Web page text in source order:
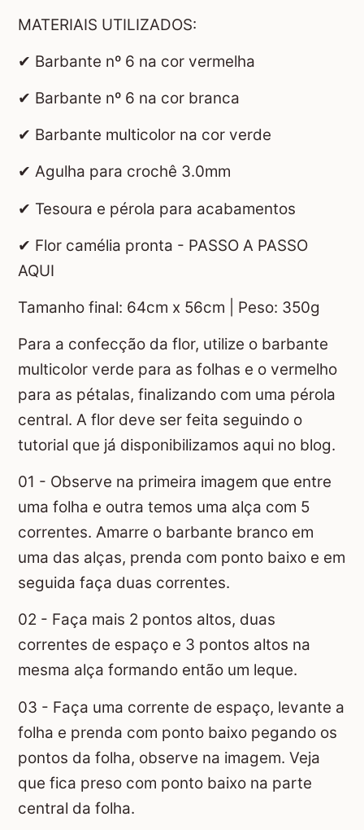
MATERIAIS UTILIZADOS:
✔ Barbante nº 6 na cor vermelha
✔ Barbante nº 6 na cor branca
✔ Barbante multicolor na cor verde
✔ Agulha para crochê 3.0mm
✔ Tesoura e pérola para acabamentos
✔ Flor camélia pronta - PASSO A PASSO
AQUI
Tamanho final: 64cm x 56cm | Peso: 350g
Para a confecção da flor, utilize o barbante
multicolor verde para as folhas e o vermelho
para as pétalas, finalizando com uma pérola
central. A flor deve ser feita seguindo o
tutorial que já disponibilizamos aqui no blog.
01 - Observe na primeira imagem que entre
uma folha e outra temos uma alça com 5
correntes. Amarre o barbante branco em
uma das alças, prenda com ponto baixo e em
seguida faça duas correntes.
02 - Faça mais 2 pontos altos, duas
correntes de espaço e 3 pontos altos na
mesma alça formando então um leque.
03 - Faça uma corrente de espaço, levante a
folha e prenda com ponto baixo pegando os
pontos da folha, observe na imagem. Veja
que fica preso com ponto baixo na parte
central da folha.